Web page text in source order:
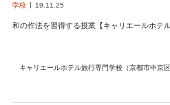
学校 19.11.25
和の作法を習得する授業【キャリエールホテ
キャリエールホテル旅行専門学校（京都市中京